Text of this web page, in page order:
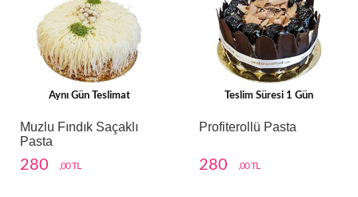
Aynı Gün Teslimat
Muzlu Fındık Saçaklı
Pasta
280 ,00 TL
Teslim Süresi 1 Gün
Profiterollü Pasta
280 ,00 TL